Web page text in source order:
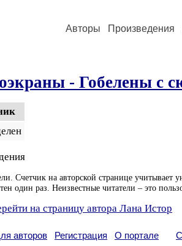
Авторы Произведения
- Гобелены с
Счетчик на авторской странице учитывает
один раз. Неизвестные читатели – это
на страницу автора Лана Истор
авторов Регистрация О портале